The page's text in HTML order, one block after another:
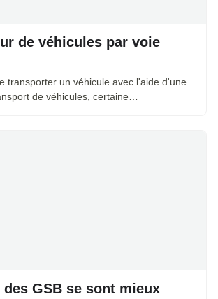
de véhicules par voie
transporter un véhicule avec l'aide d'une
de véhicules, certaine…
des GSB se sont mieux